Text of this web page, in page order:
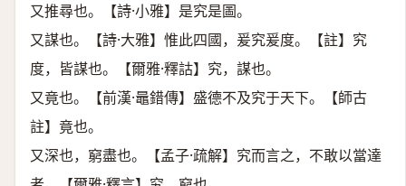
又推尋也。【詩·小雅】是究是圖。
又謀也。【詩·大雅】惟此四國，爰究爰度。【註】究
度，皆謀也。【爾雅·釋詁】究，謀也。
又竟也。【前漢·鼂錯傳】盛德不及究于天下。【師古
註】竟也。
又深也，窮盡也。【孟子·疏解】究而言之，不敢以當達